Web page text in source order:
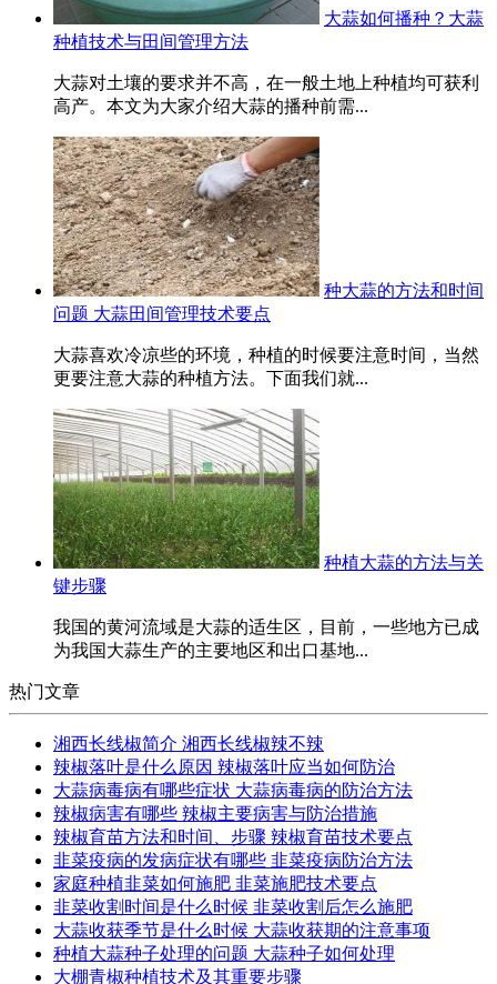
大蒜如何播种？大蒜
种植技术与田间管理方法
大蒜对土壤的要求并不高，在一般土地上种植均可获利
高产。本文为大家介绍大蒜的播种前需...
种大蒜的方法和时间
问题 大蒜田间管理技术要点
大蒜喜欢冷凉些的环境，种植的时候要注意时间，当然
更要注意大蒜的种植方法。下面我们就...
种植大蒜的方法与关
键步骤
我国的黄河流域是大蒜的适生区，目前，一些地方已成
为我国大蒜生产的主要地区和出口基地...
热门文章
湘西长线椒简介 湘西长线椒辣不辣
辣椒落叶是什么原因 辣椒落叶应当如何防治
大蒜病毒病有哪些症状 大蒜病毒病的防治方法
辣椒病害有哪些 辣椒主要病害与防治措施
辣椒育苗方法和时间、步骤 辣椒育苗技术要点
韭菜疫病的发病症状有哪些 韭菜疫病防治方法
家庭种植韭菜如何施肥 韭菜施肥技术要点
韭菜收割时间是什么时候 韭菜收割后怎么施肥
大蒜收获季节是什么时候 大蒜收获期的注意事项
种植大蒜种子处理的问题 大蒜种子如何处理
大棚青椒种植技术及其重要步骤